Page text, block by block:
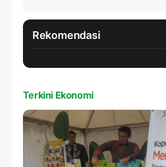
Rekomendasi
Terkini Ekonomi